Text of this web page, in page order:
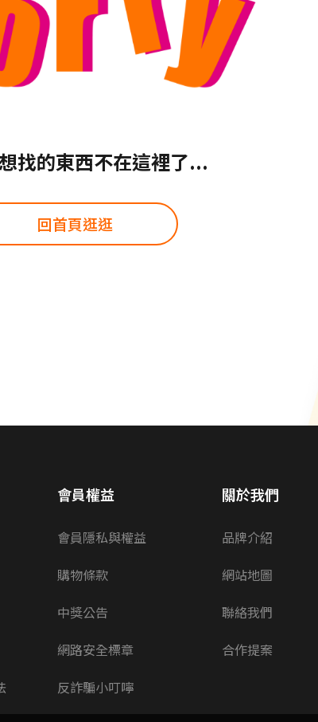
找的東西不在這裡了...
回首頁逛逛
會員權益
會員隱私與權益
購物條款
中獎公告
網路安全標章
反詐騙小叮嚀
關於我們
品牌介紹
網站地圖
聯絡我們
合作提案